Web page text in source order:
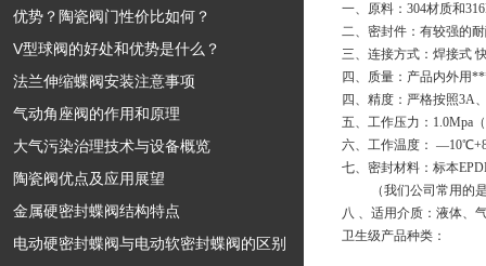
优势？陶瓷阀门性价比如何？
V型球阀的好处和优势是什么？
法兰伸缩蝶阀安装注意事项
气动角座阀的作用和原理
大气污染治理技术与设备概览
陶瓷阀优点及应用展望
金属硬密封蝶阀结构特点
电动硬密封蝶阀与电动软密封蝶阀的区别
一、原料：304材质和
二、密封件：有较强
三、连接方式：焊接式
四、质量：产品内外用
四、精度：严格按照3A
五、工作压力：1.0Mpa
六、工作温度：
七、密封材料：标本
（我们公司常用的是
八 、适用介质：液体、
卫生级产品种类：